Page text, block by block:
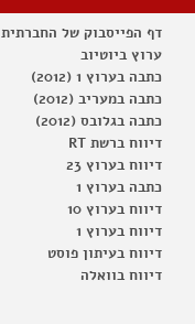
דף הפייסבוק של החברתית
ערוץ ביוטיוב
כתבה בערוץ 1 (2012)
כתבה במעריב (2012)
כתבה בגלובס (2012)
דיווח ברשת RT
דיווח בערוץ 23
כתבה בערוץ 1
דיווח בערוץ 10
דיווח בערוץ 1
דיווח בעיתון פוסט
דיווח בוואלה